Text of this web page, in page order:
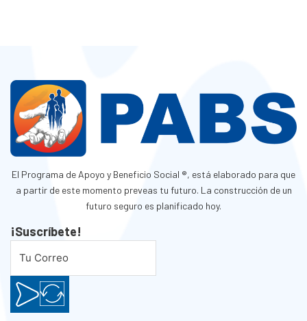
El Programa de Apoyo y Beneficio Social ®, está elaborado para que
a partir de este momento preveas tu futuro. La construcción de un
futuro seguro es planificado hoy.
¡Suscríbete!